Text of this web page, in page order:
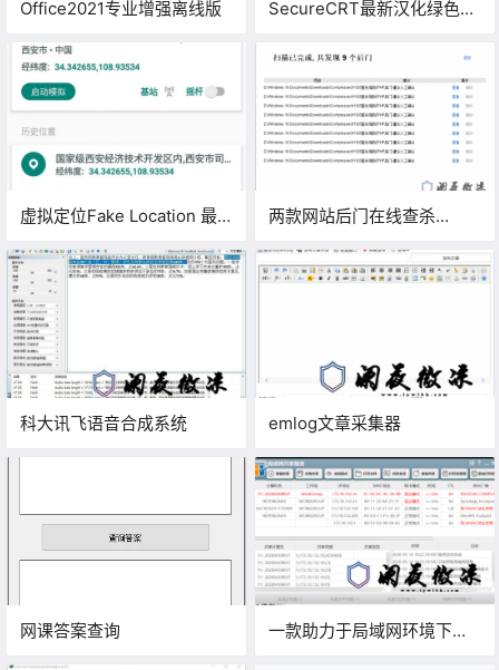
Office2021专业增强离线版
SecureCRT最新汉化绿色版
虚拟定位Fake Location 最
两款网站后门在线查杀
科大讯飞语音合成系统 emlog文章采集器
网课答案查询
一款助力于局域网环境下文